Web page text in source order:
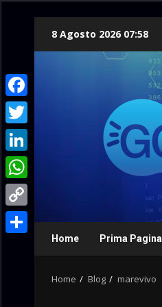
8 Agosto 2026 07:58
Home Prima Pagina
Home Blog marevivo
Facebook
Twitter
LinkedIn
WhatsApp
Copy